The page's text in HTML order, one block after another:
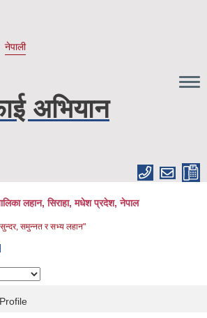
नेपाली
अभियान
लहान, सिराहा, मधेश प्रदेश, नेपाल
सुन्दर, समुन्नत र सभ्य लहान"